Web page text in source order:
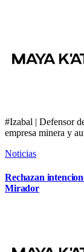
#Izabal | Defensor de derechos humanos denuncia acciones de
empresa minera y
Noticias
Rechazan
Mirador